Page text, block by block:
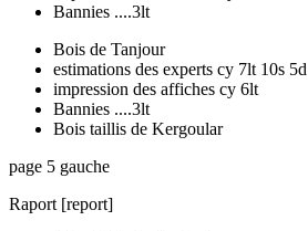
Bannies ....3lt
Bois de Tanjour
estimations des experts cy 7lt 10s 5d
impression des affiches cy 6lt
Bannies ....3lt
Bois taillis de Kergoular
page 5 gauche
Raport [report]